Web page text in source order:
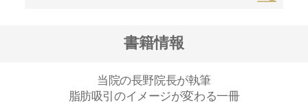
書籍情報
当院の長野院長が執筆
脂肪吸引のイメージが変わる一冊